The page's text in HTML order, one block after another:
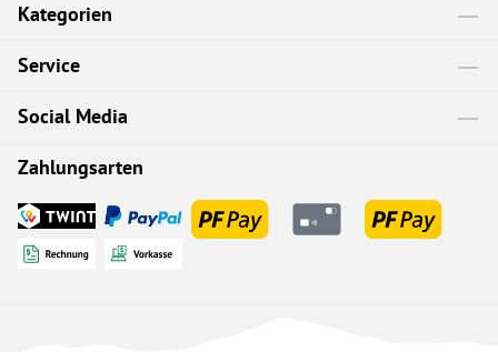
Kategorien
Service
Social Media
Zahlungsarten